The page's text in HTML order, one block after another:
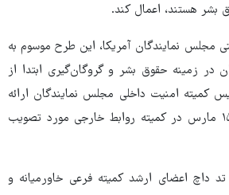
هستند، اعمال کند.
مجلس نمایندگان آمریکا، این طرح موسوم به
در زمینه حقوق بشر و گروگان‌گیری ابتدا از
امنیت داخلی مجلس نمایندگان ارائه
شد که پیش از این در ۱۵ مارس در کمیته روابط خارجی مورد تصویب
داچ اعضای ارشد کمیته فرعی خاورمیانه و